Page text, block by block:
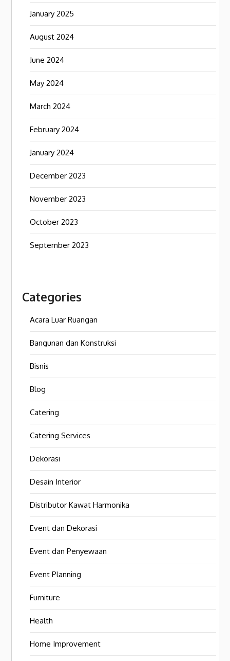
January 2025
August 2024
June 2024
May 2024
March 2024
February 2024
January 2024
December 2023
November 2023
October 2023
September 2023
Categories
Acara Luar Ruangan
Bangunan dan Konstruksi
Bisnis
Blog
Catering
Catering Services
Dekorasi
Desain Interior
Distributor Kawat Harmonika
Event dan Dekorasi
Event dan Penyewaan
Event Planning
Furniture
Health
Home Improvement